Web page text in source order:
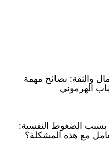
والثقة: نصائح مهمة
الهرموني
الضغوط النفسية:
مع هذه المشكلة؟